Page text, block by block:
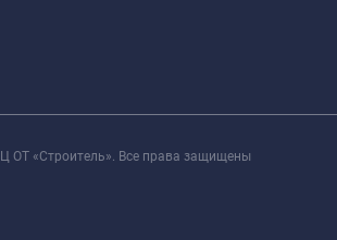
ОТ «Строитель». Все права защищены